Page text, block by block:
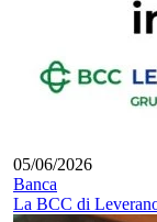
05/06/2026
Banca
La BCC di